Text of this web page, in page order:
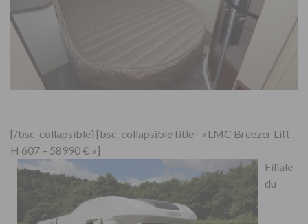
[/bsc_collapsible] [bsc_collapsible title= »LMC Breezer Lift
H 607 – 58990 € »]
Filiale
du